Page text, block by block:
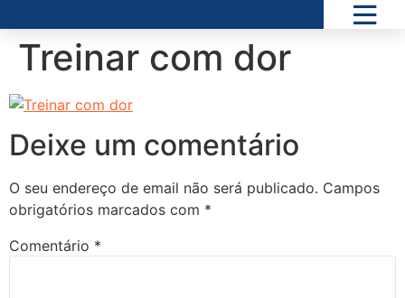
Treinar com dor
Deixe um comentário
O seu endereço de email não será publicado. Campos
obrigatórios marcados com *
Comentário *